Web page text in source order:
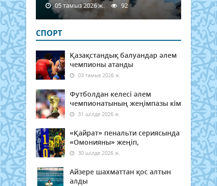
05 тамыз 2026 ж. 92
СПОРТ
Қазақстандық балуандар әлем
чемпионы атанды
03 тамыз 2026 ж.
Футболдан келесі әлем
чемпионатының жеңімпазы кім
31 шілде 2026 ж.
«Қайрат» пенальти сериясында
«Омонияны» жеңіп,
30 шілде 2026 ж.
Айзере шахматтан қос алтын
алды